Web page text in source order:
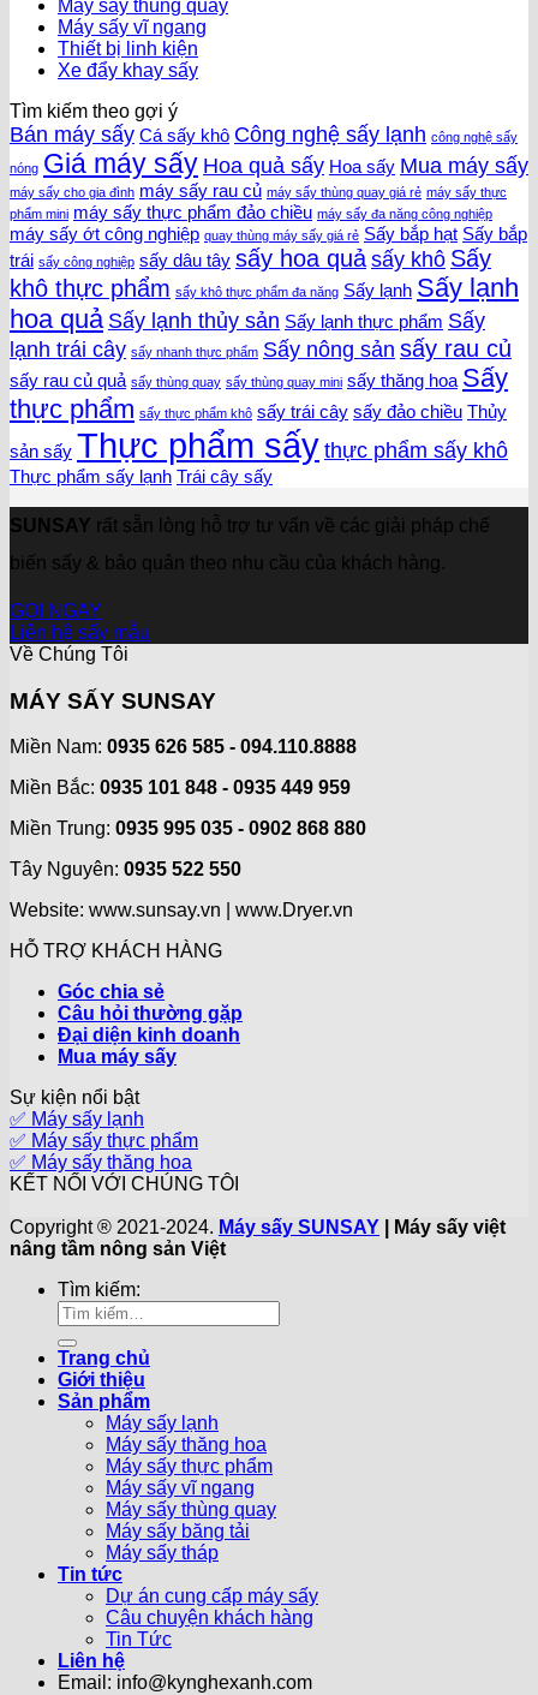
Máy sấy thùng quay
Máy sấy vĩ ngang
Thiết bị linh kiện
Xe đẩy khay sấy
Tìm kiếm theo gợi ý
Bán máy sấy Cá sấy khô Công nghệ sấy lạnh công nghệ sấy
nóng Giá máy sấy Hoa quả sấy Hoa sấy Mua máy sấy
máy sấy cho gia đình máy sấy rau củ máy sấy thùng quay giá rẻ máy sấy thực
phẩm mini máy sấy thực phẩm đảo chiều máy sấy đa năng công nghiệp
máy sấy ớt công nghiệp quay thùng máy sấy giá rẻ Sấy bắp hạt Sấy bắp
trái sấy công nghiệp sấy dâu tây sấy hoa quả sấy khô Sấy
khô thực phẩm sấy khô thực phẩm đa năng Sấy lạnh Sấy lạnh
hoa quả Sấy lạnh thủy sản Sấy lạnh thực phẩm Sấy
lạnh trái cây sấy nhanh thực phẩm Sấy nông sản sấy rau củ
sấy rau củ quả sấy thùng quay sấy thùng quay mini sấy thăng hoa Sấy
thực phẩm sấy thực phẩm khô sấy trái cây sấy đảo chiều Thủy
sản sấy Thực phẩm sấy thực phẩm sấy khô
Thực phẩm sấy lạnh Trái cây sấy
SUNSAY rất sẵn lòng hỗ trợ tư vấn về các giải pháp chế
biến sấy & bảo quản theo nhu cầu của khách hàng.
GỌI NGAY
Liên hệ sấy mẫu
Về Chúng Tôi
MÁY SẤY SUNSAY
Miền Nam: 0935 626 585 - 094.110.8888
Miền Bắc: 0935 101 848 - 0935 449 959
Miền Trung: 0935 995 035 - 0902 868 880
Tây Nguyên: 0935 522 550
Website: www.sunsay.vn | www.Dryer.vn
HỖ TRỢ KHÁCH HÀNG
Góc chia sẻ
Câu hỏi thường gặp
Đại diện kinh doanh
Mua máy sấy
Sự kiện nổi bật
✅ Máy sấy lạnh
✅ Máy sấy thực phẩm
✅ Máy sấy thăng hoa
KẾT NỐI VỚI CHÚNG TÔI
Copyright ® 2021-2024. Máy sấy SUNSAY | Máy sấy việt
nâng tầm nông sản Việt
Tìm kiếm:
Trang chủ
Giới thiệu
Sản phẩm
Máy sấy lạnh
Máy sấy thăng hoa
Máy sấy thực phẩm
Máy sấy vĩ ngang
Máy sấy thùng quay
Máy sấy băng tải
Máy sấy tháp
Tin tức
Dự án cung cấp máy sấy
Câu chuyện khách hàng
Tin Tức
Liên hệ
Email: info@kynghexanh.com